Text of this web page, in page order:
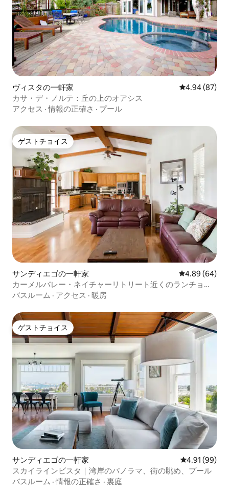
ヴィスタの一軒家 レビュー87
4.94 (87)
カサ・デ・ノルテ：丘の上のオアシス
アクセス ·情報の正確さ · プール
ゲストチョイス
ゲストチョイス
サンディエゴの一軒家 レビュー64件
4.89 (64)
カーメルバレー・ネイチャーリトリート近くのランチョ・
サンタフェ
バスルーム · アクセス · 暖房
ゲストチョイス
ゲストチョイス
サンディエゴの一軒家 レビュー99
4.91 (99)
スカイラインビスタ｜湾岸のパノラマ、街の眺め、プール
バスルーム ·情報の正確さ · 裏庭